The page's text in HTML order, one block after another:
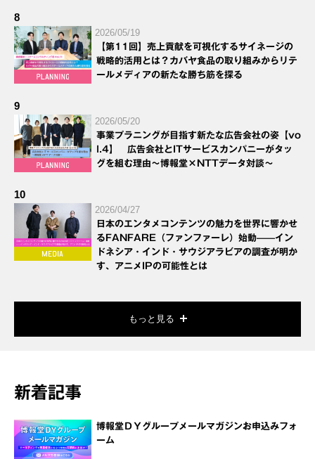
8
2026/05/19
【第11回】売上貢献を可視化するサイネージの
戦略的活用とは？カバヤ食品の取り組みからリテ
ールメディアの新たな勝ち筋を探る
9
2026/05/20
事業プラニングが目指す新たな広告会社の姿【vo
l.4】 広告会社とITサービスカンパニーがタッ
グを組む理由～博報堂×NTTデータ対談～
10
2026/04/27
日本のエンタメコンテンツの魅力を世界に響かせ
るFANFARE（ファンファーレ）始動——イン
ドネシア・インド・サウジアラビアの調査が明か
す、アニメIPの可能性とは
もっと見る
新着記事
博報堂ＤＹグループメールマガジンお申込みフォ
ーム